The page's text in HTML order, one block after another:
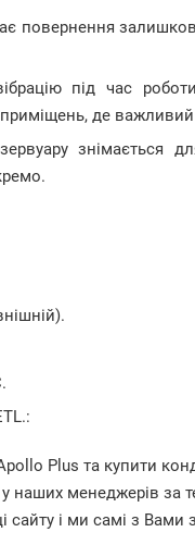
повернення
під час
приміщень, де
знімається
Plus та купити
наших менеджерів за
сайту і ми самі з Вами